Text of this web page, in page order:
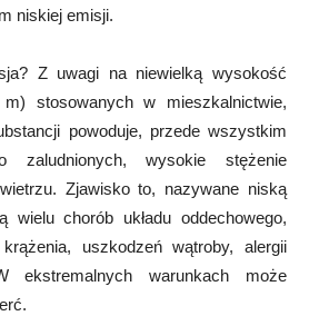
niskiej emisji.
Z uwagi na niewielką wysokość
stosowanych w mieszkalnictwie,
powoduje, przede wszystkim
zaludnionych, wysokie stężenie
Zjawisko to, nazywane niską
wielu chorób układu oddechowego,
krążenia, uszkodzeń wątroby, alergii
ekstremalnych warunkach może